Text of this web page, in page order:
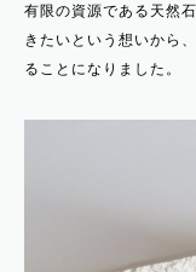
有限の資源である天然
きたいという想いから
ることになりました。